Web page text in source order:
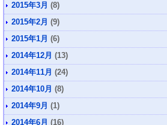
2015年3月 (8)
2015年2月 (9)
2015年1月 (6)
2014年12月 (13)
2014年11月 (24)
2014年10月 (8)
2014年9月 (1)
2014年6月 (16)